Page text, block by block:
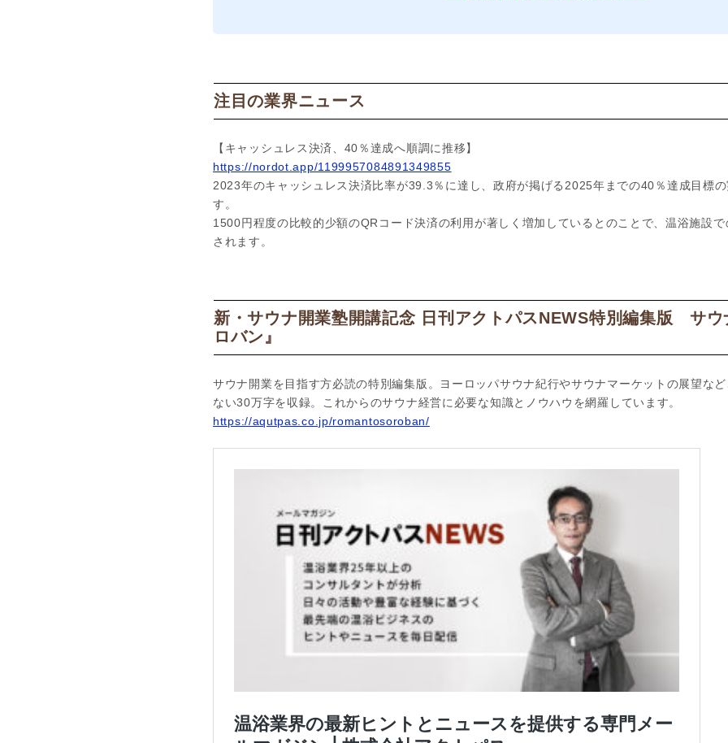
注目の業界ニュース
【キャッシュレス決済、40％達成へ順調に推移】
https://nordot.app/1199957084891349855
2023年のキャッシュレス決済比率が39.3％に達し、政府が掲げる2025年までの40％達成目標
す。
1500円程度の比較的少額のQRコード決済の利用が著しく増加しているとのことで、温浴施設
されます。
新・サウナ開業塾開講記念 日刊アクトパスNEWS特別編集版 サウ
ロバン』
サウナ開業を目指す方必読の特別編集版。ヨーロッパサウナ紀行やサウナマーケットの展望な
ない30万字を収録。これからのサウナ経営に必要な知識とノウハウを網羅しています。
https://aqutpas.co.jp/romantosoroban/